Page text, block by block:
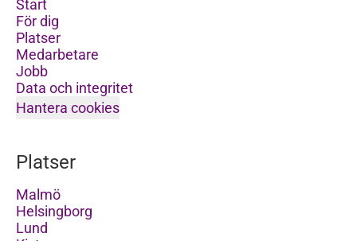
Start
För dig
Platser
Medarbetare
Jobb
Data och integritet
Hantera cookies
Platser
Malmö
Helsingborg
Lund